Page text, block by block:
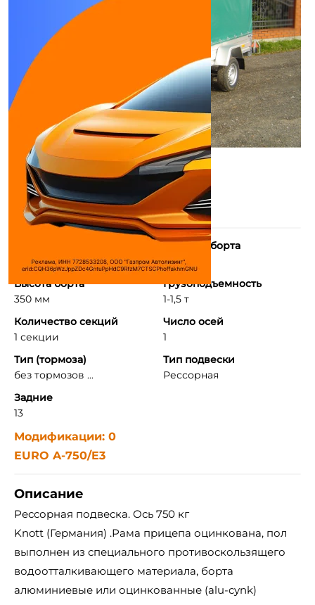
2650 мм
Ширина борта
1450 мм
Высота борта
350 мм
Грузоподъемность
1-1,5 т
Количество секций
1 секции
Число осей
1
Тип (тормоза)
без тормозов ...
Тип подвески
Рессорная
Задние
13
Модификации: 0
EURO A-750/E3
Описание
Рессорная подвеска. Ось 750 кг
Knott (Германия) .Рама прицепа оцинкована, пол
выполнен из специального противоскользящего
водоотталкивающего материала, борта
алюминиевые или оцинкованные (alu-cynk)